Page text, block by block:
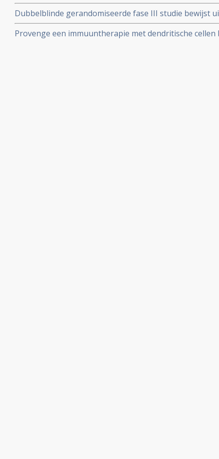
II studie met gevorderde prostaatkankerpatiënten
resultaten dan placebo van behandeling met Provenge
Dubbelblinde gerandomiseerde fase III studie bewijst
3,5 keer langere overlevingstijd en minder pijn.
Provenge een immuuntherapie met dendritische